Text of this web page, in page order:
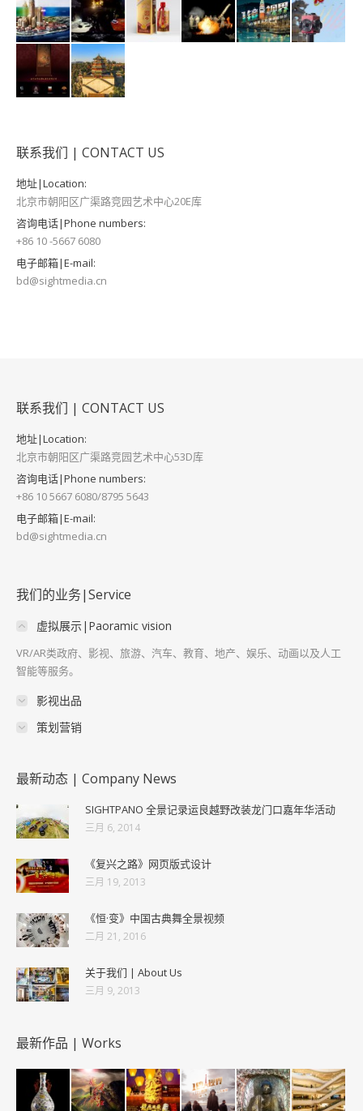
联系我们 | CONTACT US
地址|Location:
北京市朝阳区广渠路竞园艺术中心20E库
咨询电话|Phone numbers:
+86 10 -5667 6080
电子邮箱|E-mail:
bd@sightmedia.cn
联系我们 | CONTACT US
地址|Location:
北京市朝阳区广渠路竞园艺术中心53D库
咨询电话|Phone numbers:
+86 10 5667 6080/8795 5643
电子邮箱|E-mail:
bd@sightmedia.cn
我们的业务|Service
虚拟展示|Paoramic vision
VR/AR类政府、影视、旅游、汽车、教育、地产、娱乐、动画以及人工
智能等服务。
影视出品
策划营销
最新动态 | Company News
SIGHTPANO 全景记录运良越野改装龙门口嘉年华活动
三月 6, 2014
《复兴之路》网页版式设计
三月 19, 2013
《恒·变》中国古典舞全景视频
二月 21, 2016
关于我们 | About Us
三月 9, 2013
最新作品 | Works